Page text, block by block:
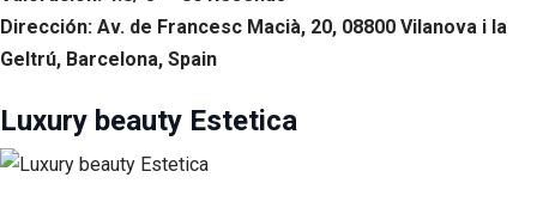
Dirección: Av. de Francesc Macià, 20, 08800 Vilanova i la
Geltrú, Barcelona, Spain
Luxury beauty Estetica